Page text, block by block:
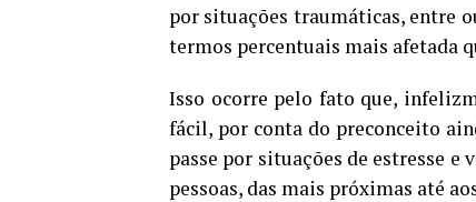
por situações traumáticas, entre
termos percentuais mais afetada
Isso ocorre pelo fato que,
fácil, por conta do preconceito
passe por situações de estresse
pessoas, das mais próximas até